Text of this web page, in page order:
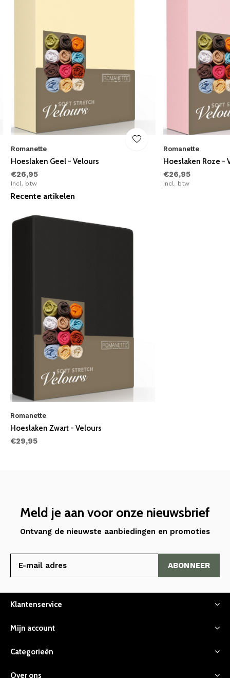
Romanette
Hoeslaken Geel - Velours
€26,95
Incl. btw
Romanette
Hoeslaken Roze -
€26,95
Incl. btw
Recente artikelen
Romanette
Hoeslaken Zwart - Velours
€29,95
Meld je aan voor onze nieuwsbrief
Ontvang de nieuwste aanbiedingen en promoties
ABONNEER
Klantenservice
Mijn account
Categorieën
Over ons